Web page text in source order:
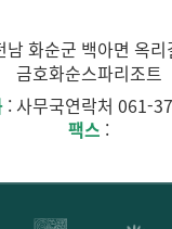
남 화순군 백아면 옥
금호화순스파리조트
: 사무국연락처 061-
팩스 :